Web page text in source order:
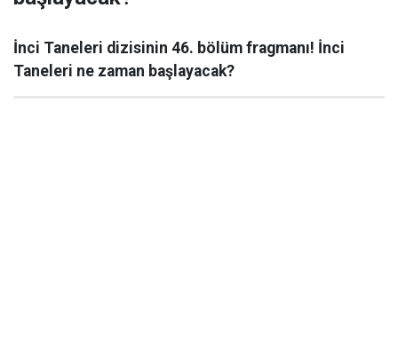
İnci Taneleri dizisinin 46. bölüm fragmanı! İnci
Taneleri ne zaman başlayacak?